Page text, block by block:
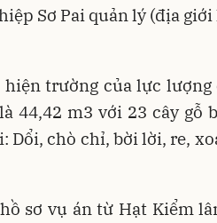
Sơ Pai quản lý (địa
hiện trường của lực
44,42 m3 với 23 cây gỗ
Dổi, chò chỉ, bời lời, re,
sơ vụ án từ Hạt Kiểm